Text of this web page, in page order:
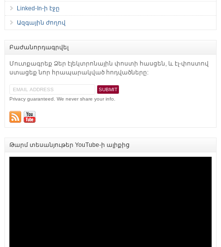
Linked-In-ի էջը
Ազգային ժողով
Բաժանորդագրվել
Մուտքագրեք Ձեր էլեկտրոնային փոստի հասցեն, և էլ-փոստով
ստացեք նոր հրապարակված հոդվածները:
Privacy guaranteed. We never share your info.
Թարմ տեսանյութեր YouTube-ի ալիքից